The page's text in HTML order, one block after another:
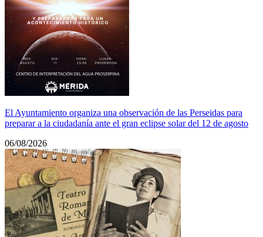
El Ayuntamiento organiza una observación de las Perseidas para
preparar a la ciudadanía ante el gran eclipse solar del 12 de agosto
06/08/2026